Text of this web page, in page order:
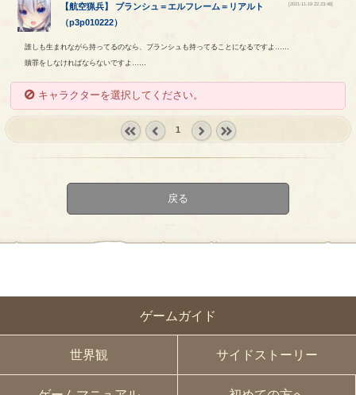
ゲームガイド
世界観 サイドストーリー
【航空猟兵】 ブランシュ ＝ エルフレーム ＝ リアルト
（p3p010222）
[2021-11-19 22:23:48]
誰しも生まれながら持ってるのなら、ブランシュも持ってることになるですよ……
贖罪をしなければならないですよ……
キャラクターを選択してください。
1
戻る